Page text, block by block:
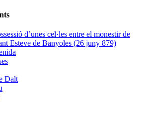
d’unes cel·les entre el monestir de
Esteve de Banyoles (26 juny 879)
Dalt